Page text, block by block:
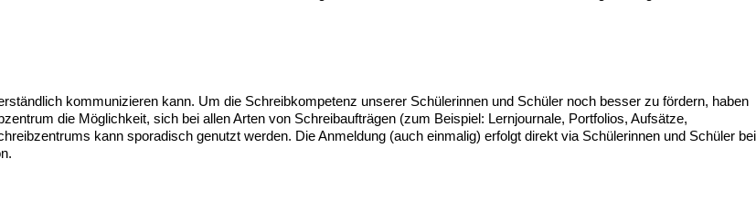
kommunizieren kann. Um die Schreibkompetenz unserer Schülerinnen und Schüler noch besser zu fördern, haben
die Möglichkeit, sich bei allen Arten von Schreibaufträgen (zum Beispiel: Lernjournale, Portfolios, Aufsätze,
kann sporadisch genutzt werden. Die Anmeldung (auch einmalig) erfolgt direkt via Schülerinnen und Schüler bei